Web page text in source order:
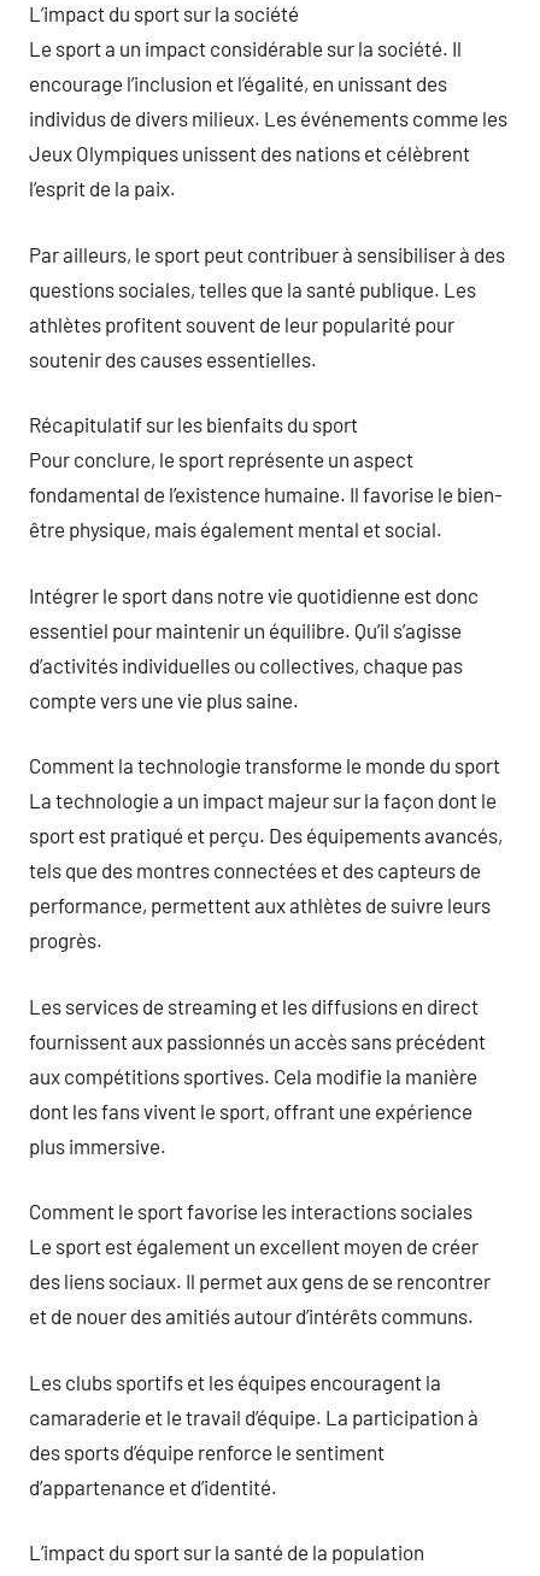
L’impact du sport sur la société
Le sport a un impact considérable sur la société. Il
encourage l’inclusion et l’égalité, en unissant des
individus de divers milieux. Les événements comme les
Jeux Olympiques unissent des nations et célèbrent
l’esprit de la paix.
Par ailleurs, le sport peut contribuer à sensibiliser à des
questions sociales, telles que la santé publique. Les
athlètes profitent souvent de leur popularité pour
soutenir des causes essentielles.
Récapitulatif sur les bienfaits du sport
Pour conclure, le sport représente un aspect
fondamental de l’existence humaine. Il favorise le bien-
être physique, mais également mental et social.
Intégrer le sport dans notre vie quotidienne est donc
essentiel pour maintenir un équilibre. Qu’il s’agisse
d’activités individuelles ou collectives, chaque pas
compte vers une vie plus saine.
Comment la technologie transforme le monde du sport
La technologie a un impact majeur sur la façon dont le
sport est pratiqué et perçu. Des équipements avancés,
tels que des montres connectées et des capteurs de
performance, permettent aux athlètes de suivre leurs
progrès.
Les services de streaming et les diffusions en direct
fournissent aux passionnés un accès sans précédent
aux compétitions sportives. Cela modifie la manière
dont les fans vivent le sport, offrant une expérience
plus immersive.
Comment le sport favorise les interactions sociales
Le sport est également un excellent moyen de créer
des liens sociaux. Il permet aux gens de se rencontrer
et de nouer des amitiés autour d’intérêts communs.
Les clubs sportifs et les équipes encouragent la
camaraderie et le travail d’équipe. La participation à
des sports d’équipe renforce le sentiment
d’appartenance et d’identité.
L’impact du sport sur la santé de la population